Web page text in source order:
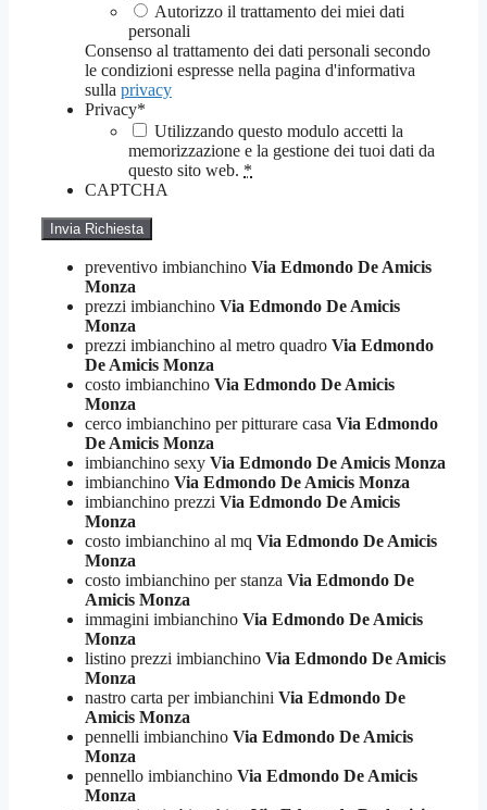
Autorizzo il trattamento dei miei dati
personali
Consenso al trattamento dei dati personali secondo
le condizioni espresse nella pagina d'informativa
sulla privacy
Privacy*
Utilizzando questo modulo accetti la
memorizzazione e la gestione dei tuoi dati da
questo sito web. *
CAPTCHA
preventivo imbianchino Via Edmondo De Amicis
Monza
prezzi imbianchino Via Edmondo De Amicis
Monza
prezzi imbianchino al metro quadro Via Edmondo
De Amicis Monza
costo imbianchino Via Edmondo De Amicis
Monza
cerco imbianchino per pitturare casa Via Edmondo
De Amicis Monza
imbianchino sexy Via Edmondo De Amicis Monza
imbianchino Via Edmondo De Amicis Monza
imbianchino prezzi Via Edmondo De Amicis
Monza
costo imbianchino al mq Via Edmondo De Amicis
Monza
costo imbianchino per stanza Via Edmondo De
Amicis Monza
immagini imbianchino Via Edmondo De Amicis
Monza
listino prezzi imbianchino Via Edmondo De Amicis
Monza
nastro carta per imbianchini Via Edmondo De
Amicis Monza
pennelli imbianchino Via Edmondo De Amicis
Monza
pennello imbianchino Via Edmondo De Amicis
Monza